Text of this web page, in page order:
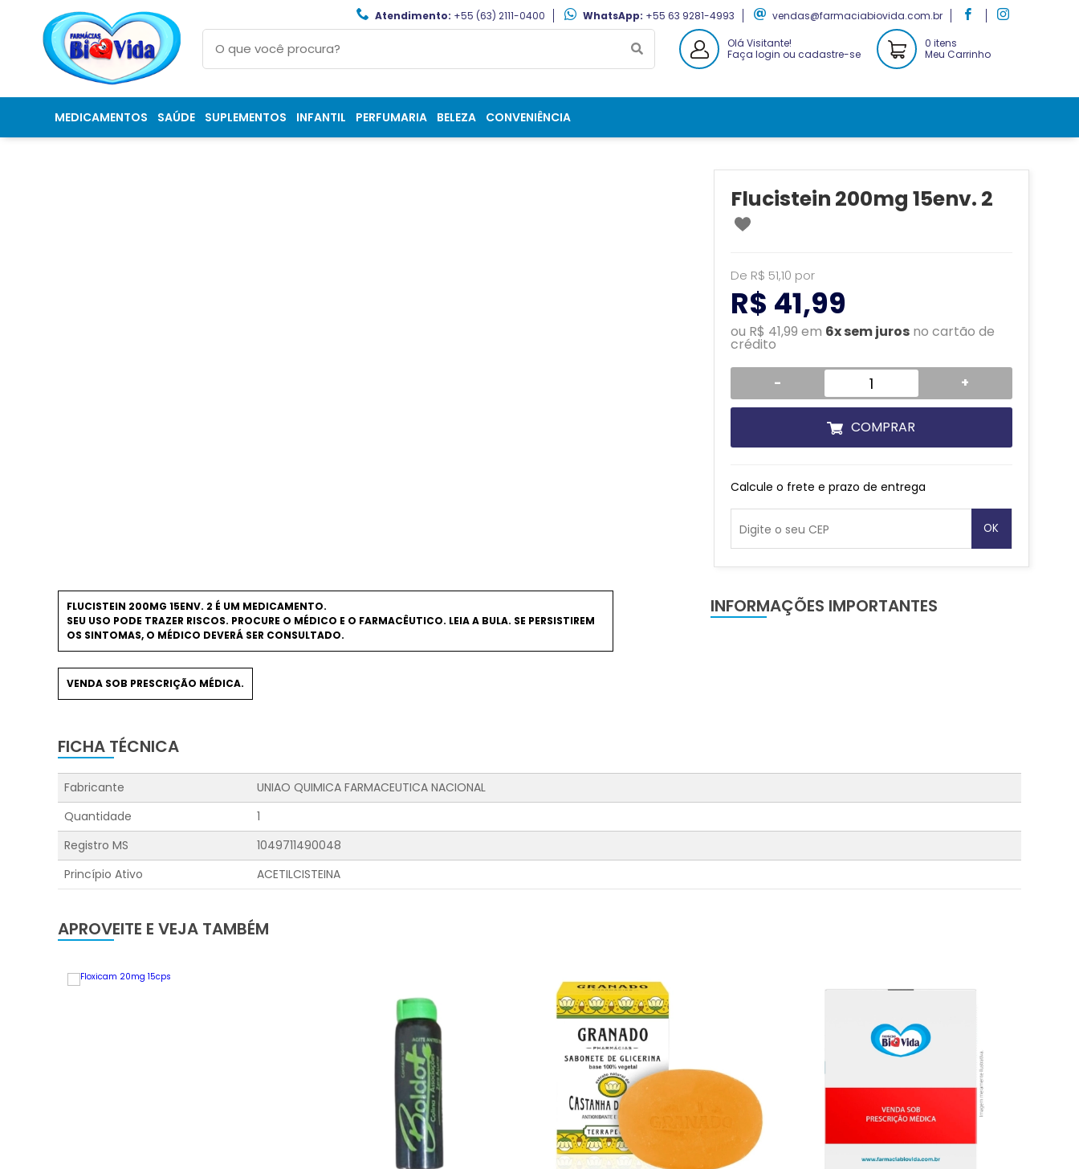
Atendimento: +55 (63) 2111-0400 WhatsApp: +55 63 9281-4993
vendas@farmaciabiovida.com.br
Olá Visitante!
Faça login ou cadastre-se
0 itens
Meu Carrinho
MEDICAMENTOS SAÚDE SUPLEMENTOS INFANTIL PERFUMARIA BELEZA CONVENIÊNCIA
Flucistein 200mg 15env. 2
De R$ 51,10 por
R$ 41,99
ou R$ 41,99 em 6x sem jurosno cartão de
crédito
- +
COMPRAR
Calcule o frete e prazo de entrega
OK
FLUCISTEIN 200MG 15ENV. 2 É UM MEDICAMENTO.
SEU USO PODE TRAZER RISCOS. PROCURE O MÉDICO E O FARMACÊUTICO. LEIA A BULA. SE PERSISTIREM
OS SINTOMAS, O MÉDICO DEVERÁ SER CONSULTADO.
VENDA SOB PRESCRIÇÃO MÉDICA.
INFORMAÇÕES IMPORTANTES
FICHA TÉCNICA
Fabricante
UNIAO QUIMICA FARMACEUTICA NACIONAL
Quantidade
1
Registro MS
1049711490048
Princípio Ativo
ACETILCISTEINA
APROVEITE E VEJA TAMBÉM